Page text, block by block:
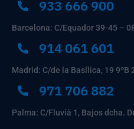
933 666 900
Barcelona: C/Equador 39-45 –
914 061 601
Madrid: C/de la Basílica, 19 9ºB
971 706 882
Palma: C/Fluvià 1, Bajos dcha.